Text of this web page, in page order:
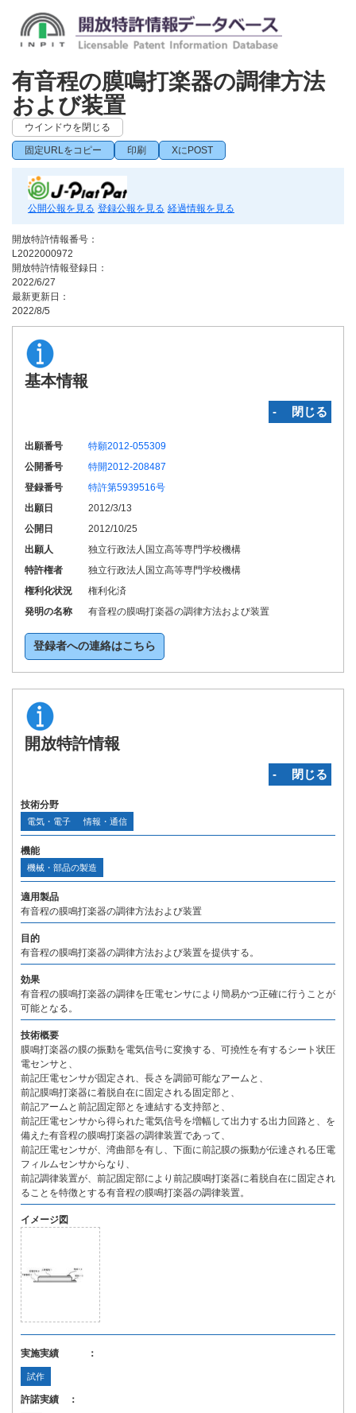
有音程の膜鳴打楽器の調律方法
および装置
ウインドウを閉じる
固定URLをコピー 印刷 XにPOST
公開公報を見る 登録公報を見る 経過情報を見る
開放特許情報番号：
L2022000972
開放特許情報登録日：
2022/6/27
最新更新日：
2022/8/5
基本情報
‐ 閉じる
出願番号
特願2012-055309
公開番号
特開2012-208487
登録番号
特許第5939516号
出願日
2012/3/13
公開日
2012/10/25
出願人
独立行政法人国立高等専門学校機構
特許権者
独立行政法人国立高等専門学校機構
権利化状況
権利化済
発明の名称
有音程の膜鳴打楽器の調律方法および装置
登録者への連絡はこちら
開放特許情報
‐ 閉じる
技術分野
電気・電子 情報・通信
機能
機械・部品の製造
適用製品
有音程の膜鳴打楽器の調律方法および装置
目的
有音程の膜鳴打楽器の調律方法および装置を提供する。
効果
有音程の膜鳴打楽器の調律を圧電センサにより簡易かつ正確に行うことが
可能となる。
技術概要
膜鳴打楽器の膜の振動を電気信号に変換する、可撓性を有するシート状圧
電センサと、
前記圧電センサが固定され、長さを調節可能なアームと、
前記膜鳴打楽器に着脱自在に固定される固定部と、
前記アームと前記固定部とを連結する支持部と、
前記圧電センサから得られた電気信号を増幅して出力する出力回路と、を
備えた有音程の膜鳴打楽器の調律装置であって、
前記圧電センサが、湾曲部を有し、下面に前記膜の振動が伝達される圧電
フィルムセンサからなり、
前記調律装置が、前記固定部により前記膜鳴打楽器に着脱自在に固定され
ることを特徴とする有音程の膜鳴打楽器の調律装置。
イメージ図
実施実績 ：
試作
許諾実績 ：